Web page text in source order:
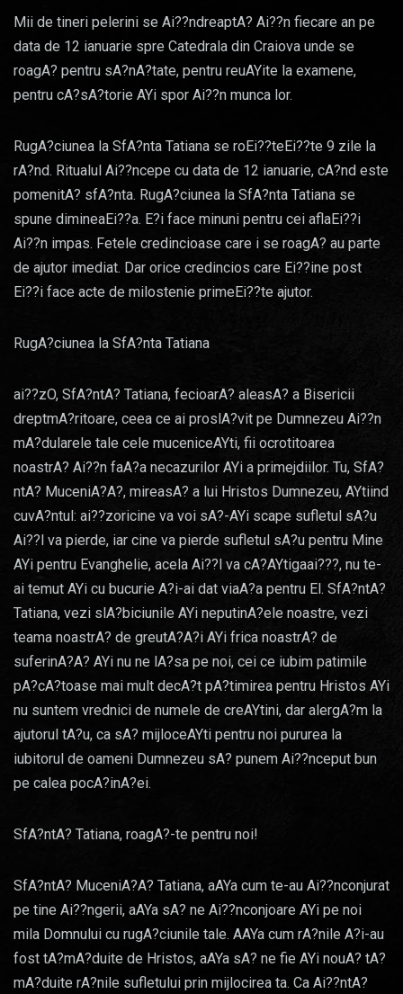
Mii de tineri pelerini se Ai??ndreaptA? Ai??n fiecare an pe
data de 12 ianuarie spre Catedrala din Craiova unde se
roagA? pentru sA?nA?tate, pentru reuAYite la examene,
pentru cA?sA?torie AYi spor Ai??n munca lor.
RugA?ciunea la SfA?nta Tatiana se roEi??teEi??te 9 zile la
rA?nd. Ritualul Ai??ncepe cu data de 12 ianuarie, cA?nd este
pomenitA? sfA?nta. RugA?ciunea la SfA?nta Tatiana se
spune dimineaEi??a. E?i face minuni pentru cei aflaEi??i
Ai??n impas. Fetele credincioase care i se roagA? au parte
de ajutor imediat. Dar orice credincios care Ei??ine post
Ei??i face acte de milostenie primeEi??te ajutor.
RugA?ciunea la SfA?nta Tatiana
ai??zO, SfA?ntA? Tatiana, fecioarA? aleasA? a Bisericii
dreptmA?ritoare, ceea ce ai proslA?vit pe Dumnezeu Ai??n
mA?dularele tale cele muceniceAYti, fii ocrotitoarea
noastrA? Ai??n faA?a necazurilor AYi a primejdiilor. Tu, SfA?
ntA? MuceniA?A?, mireasA? a lui Hristos Dumnezeu, AYtiind
cuvA?ntul: ai??zoricine va voi sA?-AYi scape sufletul sA?u
Ai??l va pierde, iar cine va pierde sufletul sA?u pentru Mine
AYi pentru Evanghelie, acela Ai??l va cA?AYtigaai???, nu te-
ai temut AYi cu bucurie A?i-ai dat viaA?a pentru El. SfA?ntA?
Tatiana, vezi slA?biciunile AYi neputinA?ele noastre, vezi
teama noastrA? de greutA?A?i AYi frica noastrA? de
suferinA?A? AYi nu ne lA?sa pe noi, cei ce iubim patimile
pA?cA?toase mai mult decA?t pA?timirea pentru Hristos AYi
nu suntem vrednici de numele de creAYtini, dar alergA?m la
ajutorul tA?u, ca sA? mijloceAYti pentru noi pururea la
iubitorul de oameni Dumnezeu sA? punem Ai??nceput bun
pe calea pocA?inA?ei.
SfA?ntA? Tatiana, roagA?-te pentru noi!
SfA?ntA? MuceniA?A? Tatiana, aAYa cum te-au Ai??nconjurat
pe tine Ai??ngerii, aAYa sA? ne Ai??nconjoare AYi pe noi
mila Domnului cu rugA?ciunile tale. AAYa cum rA?nile A?i-au
fost tA?mA?duite de Hristos, aAYa sA? ne fie AYi nouA? tA?
mA?duite rA?nile sufletului prin mijlocirea ta. Ca Ai??ntA?